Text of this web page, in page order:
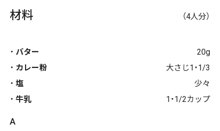
材料 （4人分）
バター
20g
カレー粉
大さじ1・1/3
塩
少々
牛乳
1・1/2カップ
A